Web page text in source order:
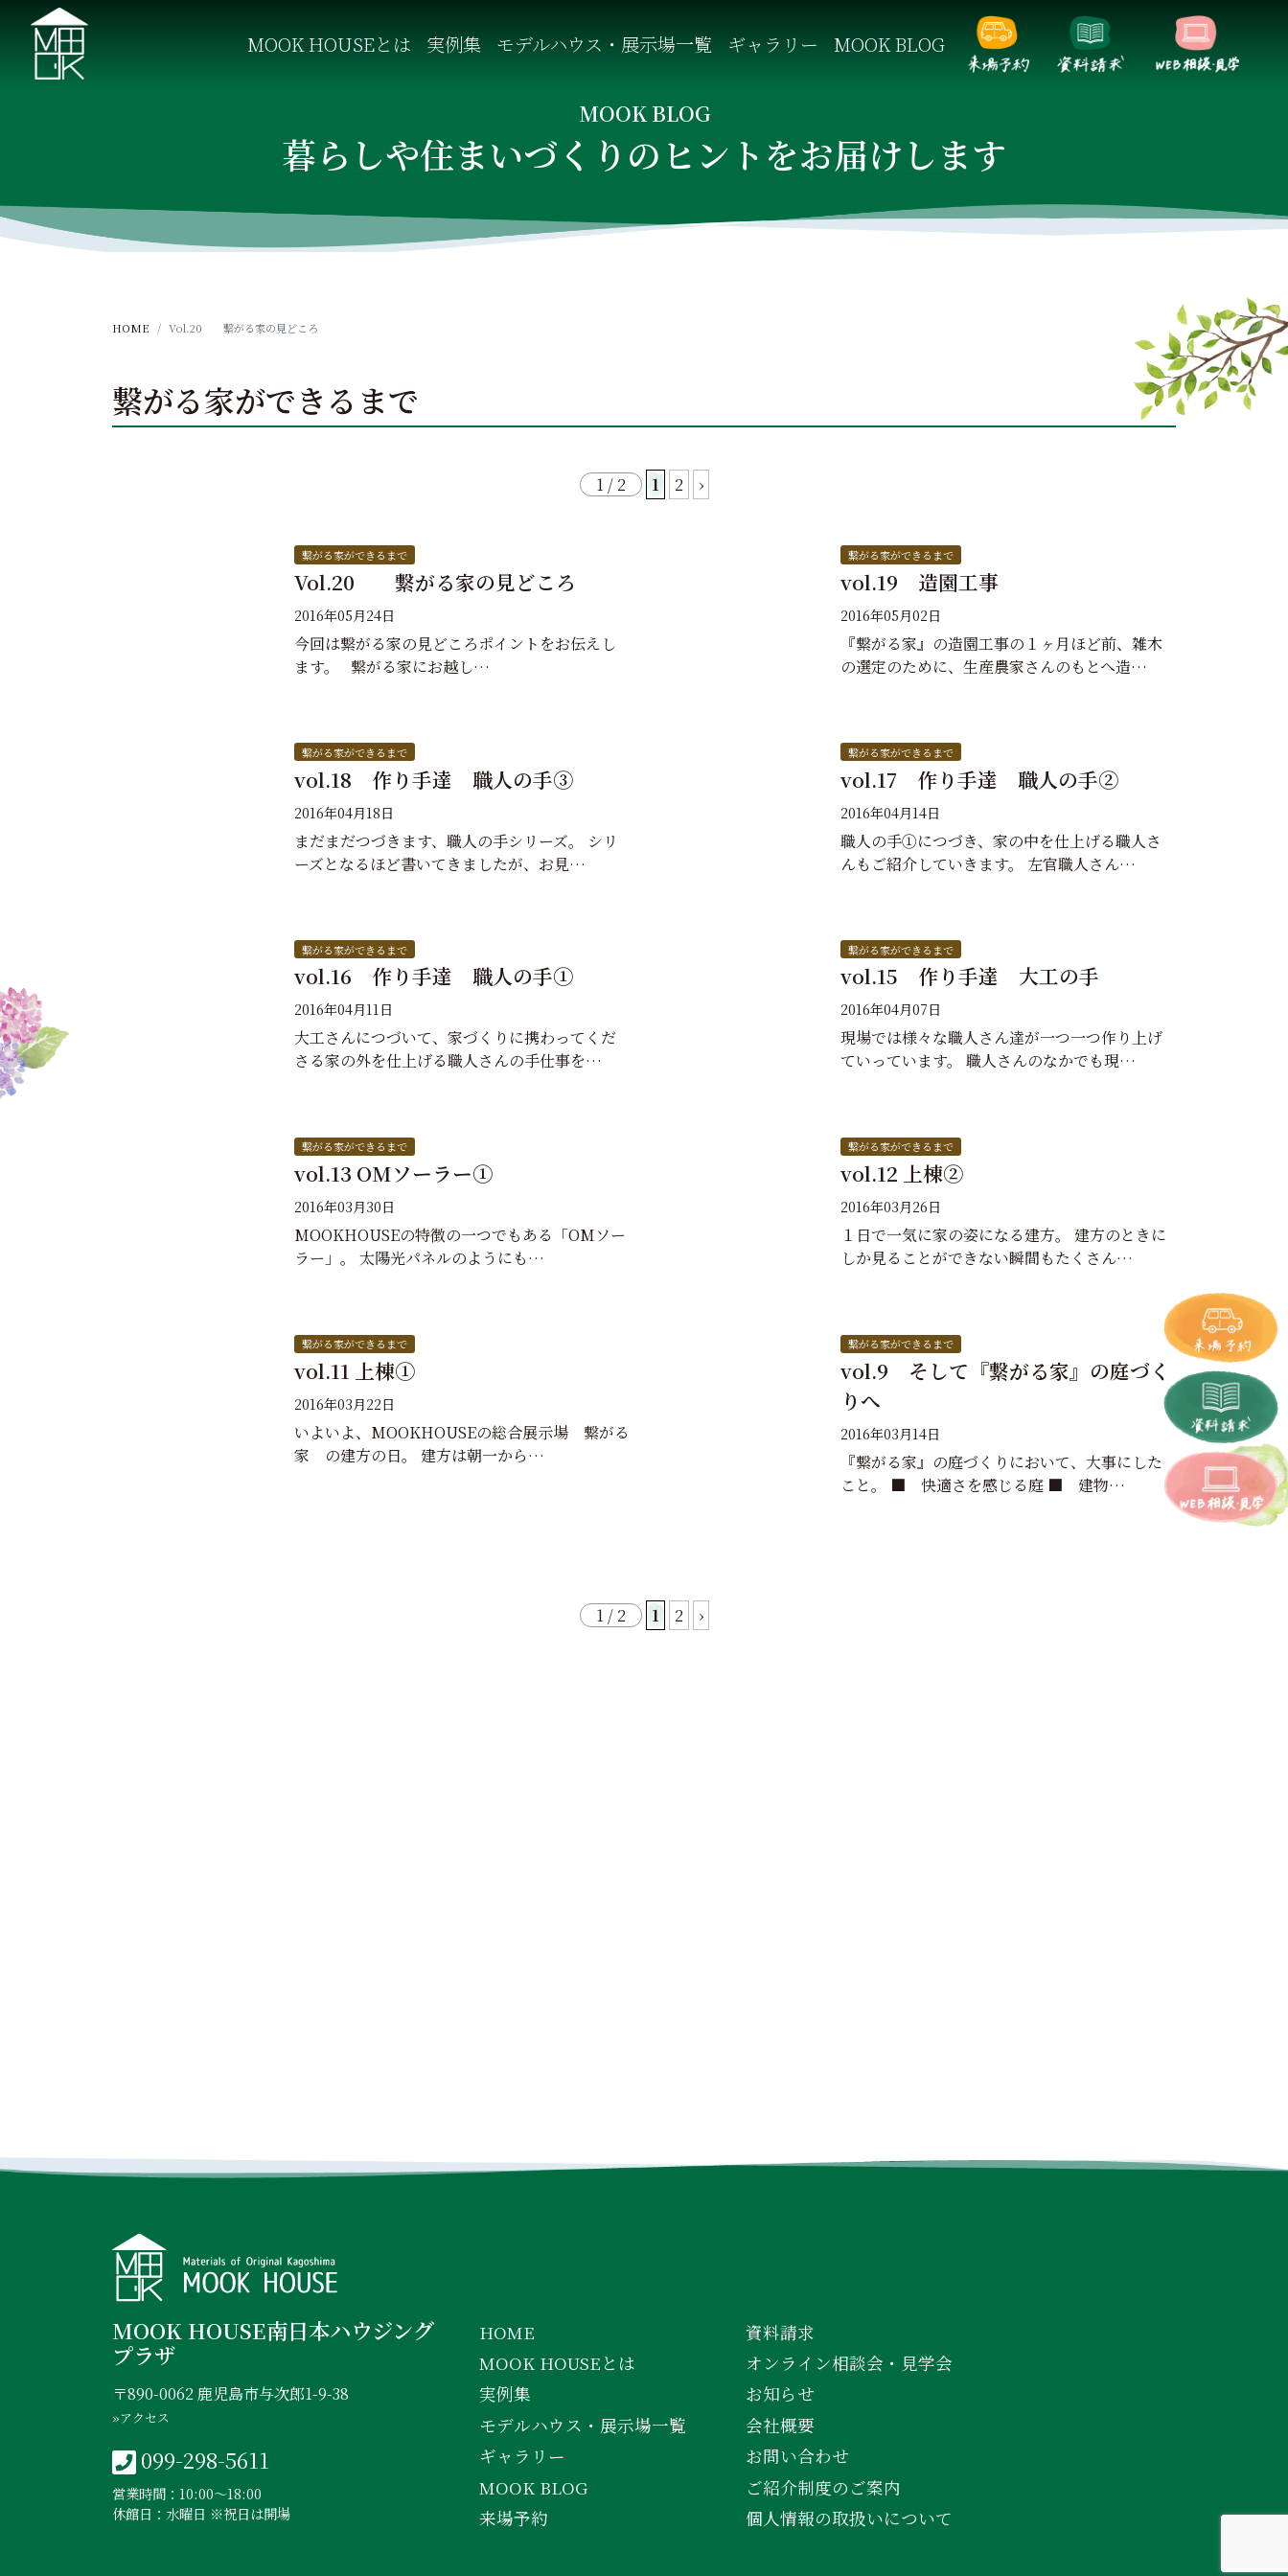
t
e
MOOK HOUSEとは 実例集 モデルハウス・展示場一覧 ギャラリー MOOK BLOG
MOOK BLOG
暮らしや住まいづくりのヒントをお届けします
HOME Vol.20 繋がる家の見どころ
繋がる家ができるまで
1 / 2 1 2 ›
繋がる家ができるまで
Vol.20 繋がる家の見どころ
2016年05月24日
今回は繋がる家の見どころポイントをお伝えし
ます。 繋がる家にお越し…
繋がる家ができるまで
vol.19 造園工事
2016年05月02日
『繋がる家』の造園工事の１ヶ月ほど前、雑木
の選定のために、生産農家さんのもとへ造…
繋がる家ができるまで
vol.18 作り手達 職人の手③
2016年04月18日
まだまだつづきます、職人の手シリーズ。 シリ
ーズとなるほど書いてきましたが、お見…
繋がる家ができるまで
vol.17 作り手達 職人の手②
2016年04月14日
職人の手①につづき、家の中を仕上げる職人さ
んもご紹介していきます。 左官職人さん…
繋がる家ができるまで
vol.16 作り手達 職人の手①
2016年04月11日
大工さんにつづいて、家づくりに携わってくだ
さる家の外を仕上げる職人さんの手仕事を…
繋がる家ができるまで
vol.15 作り手達 大工の手
2016年04月07日
現場では様々な職人さん達が一つ一つ作り上げ
ていっています。 職人さんのなかでも現…
繋がる家ができるまで
vol.13 OMソーラー①
2016年03月30日
MOOKHOUSEの特徴の一つでもある「OMソー
ラー」。 太陽光パネルのようにも…
繋がる家ができるまで
vol.12 上棟②
2016年03月26日
１日で一気に家の姿になる建方。 建方のときに
しか見ることができない瞬間もたくさん…
繋がる家ができるまで
vol.11 上棟①
2016年03月22日
いよいよ、MOOKHOUSEの総合展示場 繋がる
家 の建方の日。 建方は朝一から…
繋がる家ができるまで
vol.9 そして『繋がる家』の庭づく
りへ
2016年03月14日
『繋がる家』の庭づくりにおいて、大事にした
こと。 ■ 快適さを感じる庭 ■ 建物…
1 / 2 1 2 ›
MOOK HOUSE南日本ハウジング
プラザ
〒890-0062 鹿児島市与次郎1-9-38
»アクセス
099-298-5611
営業時間：10:00〜18:00
休館日：水曜日 ※祝日は開場
HOME
MOOK HOUSEとは
実例集
モデルハウス・展示場一覧
ギャラリー
MOOK BLOG
来場予約
資料請求
オンライン相談会・見学会
お知らせ
会社概要
お問い合わせ
ご紹介制度のご案内
個人情報の取扱いについて